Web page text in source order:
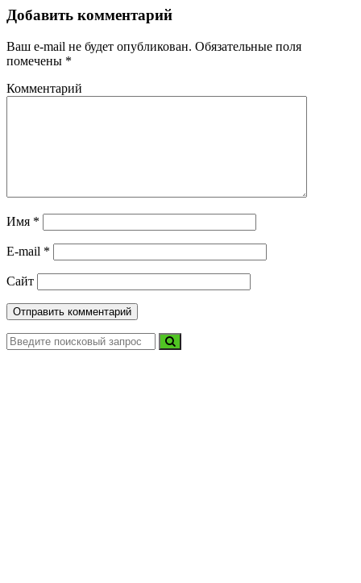
Добавить комментарий
Ваш e-mail не будет опубликован. Обязательные поля
помечены *
Комментарий
Имя *
E-mail *
Сайт